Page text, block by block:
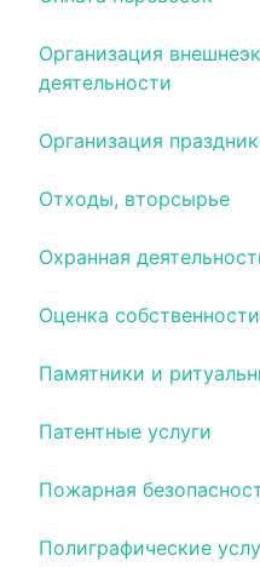
Организация
деятельности
Организация
Отходы, вторсырье
Охранная
Оценка собственности
Памятники и
Патентные услуги
Пожарная
Полиграфические